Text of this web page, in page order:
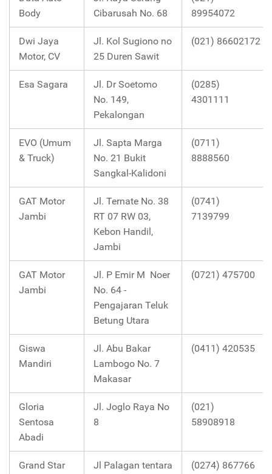
Body
Cibarusah No. 68
89954072
Dwi Jaya
Motor, CV
Jl. Kol Sugiono no
25 Duren Sawit
(021) 86602172
Esa Sagara
Jl. Dr Soetomo
No. 149,
Pekalongan
(0285)
4301111
EVO (Umum
& Truck)
Jl. Sapta Marga
No. 21 Bukit
Sangkal-Kalidoni
(0711)
8888560
GAT Motor
Jambi
Jl. Ternate No. 38
RT 07 RW 03,
Kebon Handil,
Jambi
(0741)
7139799
GAT Motor
Jambi
Jl. P Emir M Noer
No. 64 -
Pengajaran Teluk
Betung Utara
(0721) 475700
Giswa
Mandiri
Jl. Abu Bakar
Lambogo No. 7
Makasar
(0411) 420535
Gloria
Sentosa
Abadi
Jl. Joglo Raya No
8
(021)
58908918
Grand Star
Jl Palagan tentara
(0274) 867766